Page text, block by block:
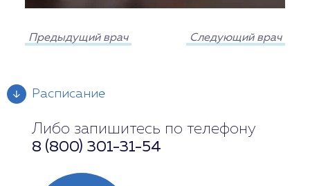
Следующий врач
Предыдущий врач
Расписание
Понедельник Выходной
Либо запишитесь по телефону
8 (800) 301-31-54